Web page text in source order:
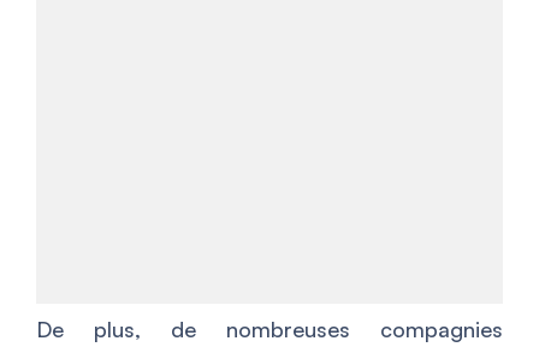
De plus, de nombreuses compagnies